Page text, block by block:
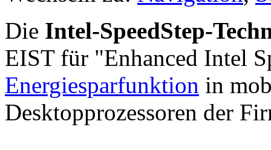
Die Intel-SpeedStep-
EIST für "Enhanced Intel
Energiesparfunktion in
Desktopprozessoren der